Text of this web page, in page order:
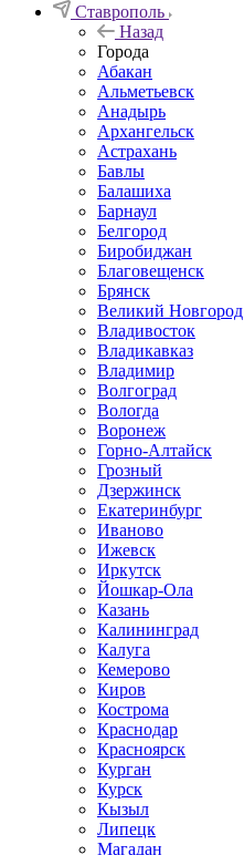
Ставрополь
Назад
Города
Абакан
Альметьевск
Анадырь
Архангельск
Астрахань
Бавлы
Балашиха
Барнаул
Белгород
Биробиджан
Благовещенск
Брянск
Великий Новгород
Владивосток
Владикавказ
Владимир
Волгоград
Вологда
Воронеж
Горно-Алтайск
Грозный
Дзержинск
Екатеринбург
Иваново
Ижевск
Иркутск
Йошкар-Ола
Казань
Калининград
Калуга
Кемерово
Киров
Кострома
Краснодар
Красноярск
Курган
Курск
Кызыл
Липецк
Магадан